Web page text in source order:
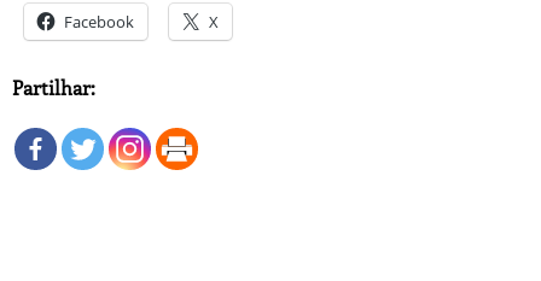
Facebook X
Partilhar: